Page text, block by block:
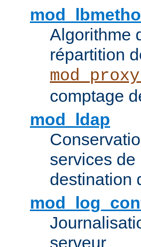
Algorithme
répartition
comptage
mod_ldap
services de
destination
serveur